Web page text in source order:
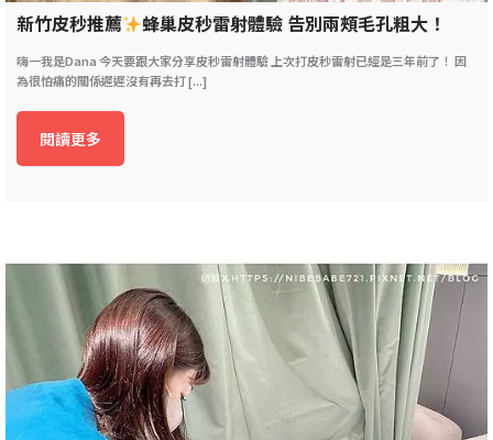
新竹皮秒推薦 蜂巢皮秒雷射體驗 告別兩頰毛孔粗大！
嗨一我是Dana 今天要跟大家分享皮秒雷射體驗 上次打皮秒雷射已經是三年前了！ 因
為很怕痛的關係遲遲沒有再去打 [...]
閱讀更多